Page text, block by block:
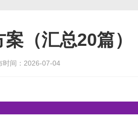
（汇总20篇）
时间：2026-07-04